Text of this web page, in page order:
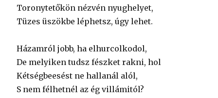
Toronytetőkön nézvén nyughelyet,
Tüzes üszökbe léphetsz, úgy lehet.
Házamról jobb, ha elhurcolkodol,
De melyiken tudsz fészket rakni, hol
Kétségbeesést ne hallanál alól,
S nem félhetnél az ég villámitól?